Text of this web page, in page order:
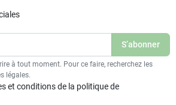
à tout moment. Pour ce faire, recherchez les
légales.
et conditions de la politique de